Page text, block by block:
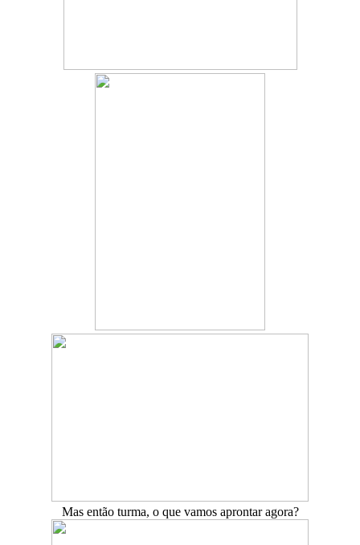
Mas então turma, o que vamos aprontar agora?